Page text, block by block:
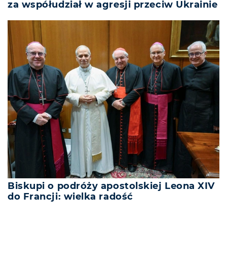
za współudział w agresji przeciw Ukrainie
Biskupi o podróży apostolskiej Leona XIV
do Francji: wielka radość